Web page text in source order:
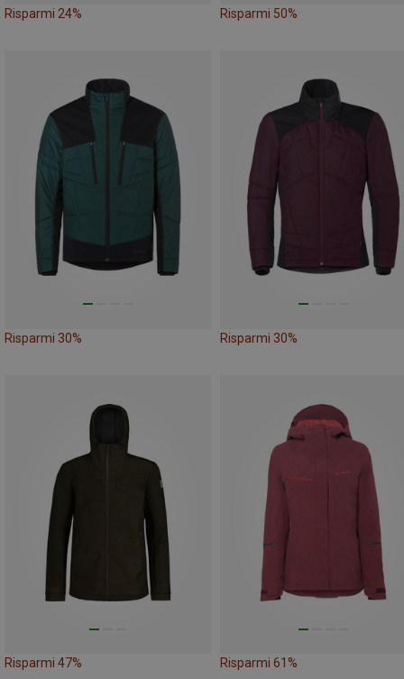
Risparmi 24% Risparmi 50%
Risparmi 30% Risparmi 30%
Risparmi 47% Risparmi 61%